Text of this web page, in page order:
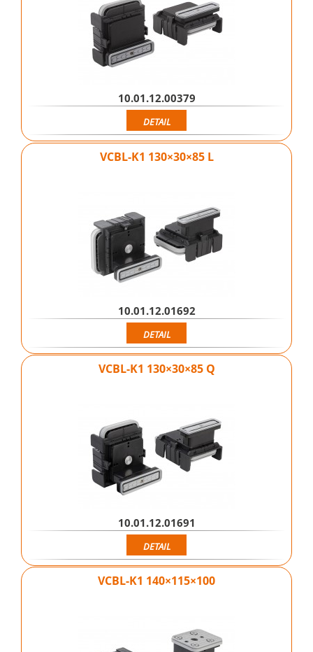
10.01.12.00379
DETAIL
VCBL-K1 130×30×85 L
10.01.12.01692
DETAIL
VCBL-K1 130×30×85 Q
10.01.12.01691
DETAIL
VCBL-K1 140×115×100